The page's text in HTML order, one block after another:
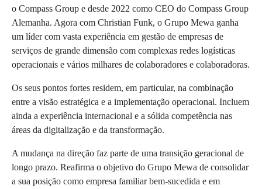
o Compass Group e desde 2022 como CEO do Compass Group
Alemanha. Agora com Christian Funk, o Grupo Mewa ganha
um líder com vasta experiência em gestão de empresas de
serviços de grande dimensão com complexas redes logísticas
operacionais e vários milhares de colaboradores e colaboradoras.
Os seus pontos fortes residem, em particular, na combinação
entre a visão estratégica e a implementação operacional. Incluem
ainda a experiência internacional e a sólida competência nas
áreas da digitalização e da transformação.
A mudança na direção faz parte de uma transição geracional de
longo prazo. Reafirma o objetivo do Grupo Mewa de consolidar
a sua posição como empresa familiar bem-sucedida e em